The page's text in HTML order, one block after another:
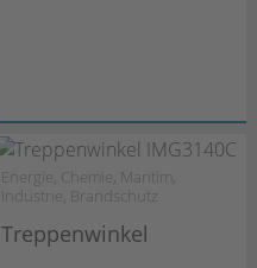
Energie, Chemie, Maritim,
Industrie, Brandschutz
Treppenwinkel